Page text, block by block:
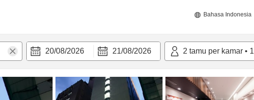
Bahasa Indonesia
20/08/2026 21/08/2026 2 tamu per kamar • 1